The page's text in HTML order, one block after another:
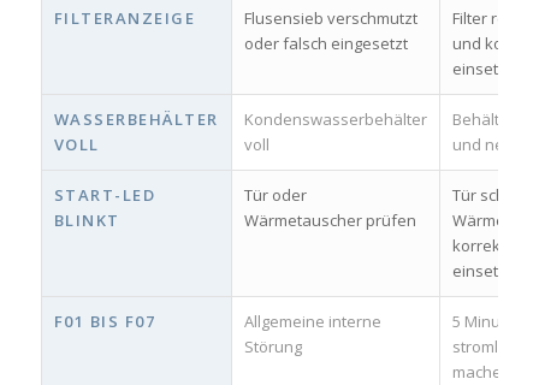
FILTERANZEIGE
Flusensieb verschmutzt
oder falsch eingesetzt
Filter
und korrekt
einsetzen
WASSERBEHÄLTER
VOLL
Kondenswasserbehälter
voll
Behälter
und neu
START-LED
BLINKT
Tür oder
Wärmetauscher prüfen
Tür
korrekt
einsetzen
F01 BIS F07
Allgemeine interne
Störung
5 Minuten
stromlos
machen,